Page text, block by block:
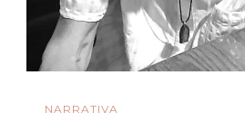
NARRATIVA